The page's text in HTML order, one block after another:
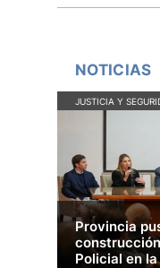
NOTICIAS
JUSTICIA Y
Provincia
Policial en